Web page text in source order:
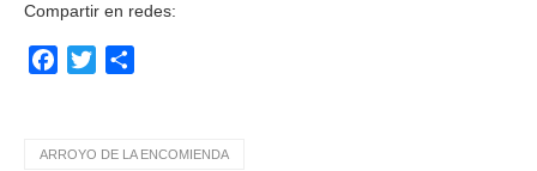
Compartir en redes:
Facebook
Twitter
ARROYO DE LA ENCOMIENDA